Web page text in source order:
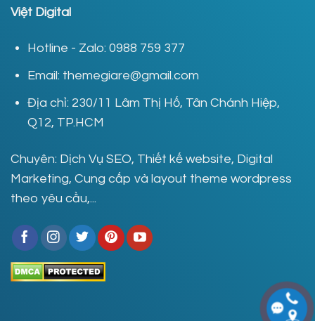
Việt Digital
Hotline - Zalo: 0988 759 377
Email: themegiare@gmail.com
Địa chỉ: 230/11 Lâm Thị Hố, Tân Chánh Hiệp,
Q12, TP.HCM
Chuyên: Dịch Vụ SEO, Thiết kế website, Digital
Marketing, Cung cấp và layout theme wordpress
theo yêu cầu,...